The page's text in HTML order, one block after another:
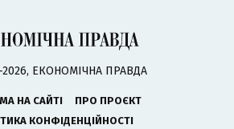
2026, ЕКОНОМІЧНА ПРАВДА
НА САЙТІ
ПРО ПРОЄКТ
КОНФІДЕНЦІЙНОСТІ